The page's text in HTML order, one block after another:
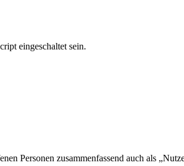
eingeschaltet sein.
Personen zusammenfassend auch als